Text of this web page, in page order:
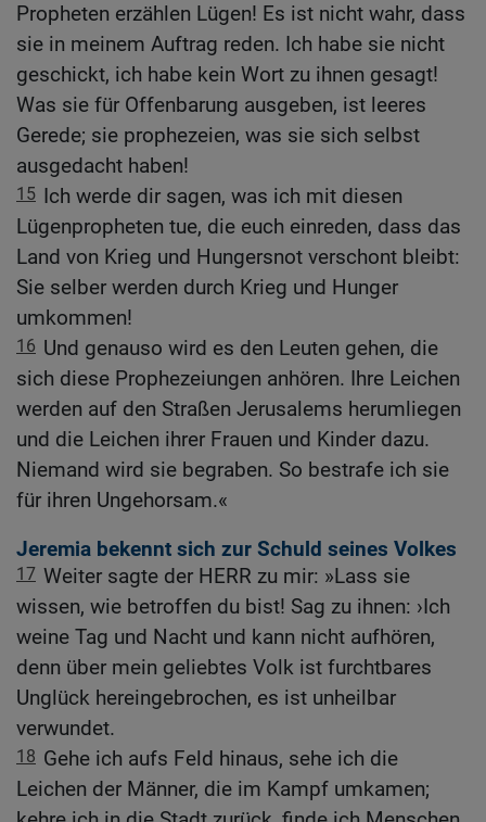
Propheten erzählen Lügen! Es ist nicht wahr, dass
sie in meinem Auftrag reden. Ich habe sie nicht
geschickt, ich habe kein Wort zu ihnen gesagt!
Was sie für Offenbarung ausgeben, ist leeres
Gerede; sie prophezeien, was sie sich selbst
ausgedacht haben!
15 Ich werde dir sagen, was ich mit diesen
Lügenpropheten tue, die euch einreden, dass das
Land von Krieg und Hungersnot verschont bleibt:
Sie selber werden durch Krieg und Hunger
umkommen!
16 Und genauso wird es den Leuten gehen, die
sich diese Prophezeiungen anhören. Ihre Leichen
werden auf den Straßen Jerusalems herumliegen
und die Leichen ihrer Frauen und Kinder dazu.
Niemand wird sie begraben. So bestrafe ich sie
für ihren Ungehorsam.«
Jeremia bekennt sich zur Schuld seines Volkes
17 Weiter sagte der HERR zu mir: »Lass sie
wissen, wie betroffen du bist! Sag zu ihnen: ›Ich
weine Tag und Nacht und kann nicht aufhören,
denn über mein geliebtes Volk ist furchtbares
Unglück hereingebrochen, es ist unheilbar
verwundet.
18 Gehe ich aufs Feld hinaus, sehe ich die
Leichen der Männer, die im Kampf umkamen;